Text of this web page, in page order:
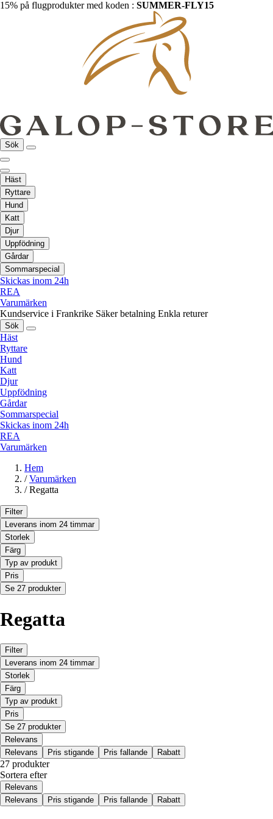
15% på flugprodukter med koden : SUMMER-FLY15
Sök
Häst
Ryttare
Hund
Katt
Djur
Uppfödning
Gårdar
Sommarspecial
Skickas inom 24h
REA
Varumärken
Kundservice i Frankrike Säker betalning Enkla returer
Sök
Häst
Ryttare
Hund
Katt
Djur
Uppfödning
Gårdar
Sommarspecial
Skickas inom 24h
REA
Varumärken
Hem
/ Varumärken
/ Regatta
Filter
Leverans inom 24 timmar
Storlek
Färg
Typ av produkt
Pris
Se 27 produkter
Regatta
Filter
Leverans inom 24 timmar
Storlek
Färg
Typ av produkt
Pris
Se 27 produkter
Relevans
Relevans
Pris stigande Pris fallande Rabatt
27 produkter
Sortera efter
Relevans
Relevans
Pris stigande Pris fallande Rabatt